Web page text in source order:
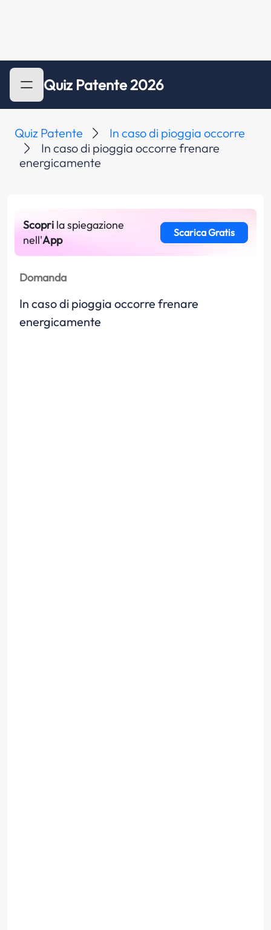
Quiz Patente 2026
Quiz Patente
In caso di pioggia occorre
In caso di pioggia occorre frenare
energicamente
Scopri la spiegazione
nell'App
Scarica Gratis
Domanda
In caso di pioggia occorre frenare
energicamente